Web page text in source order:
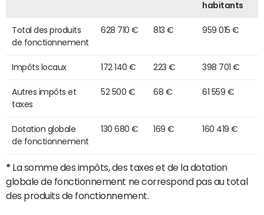
habitants
Total des produits
de fonctionnement
628 710 € 813 € 959 015 €
Impôts locaux 172 140 € 223 € 398 701 €
Autres impôts et
taxes
52 500 € 68 € 61 559 €
Dotation globale
de fonctionnement
130 680 € 169 € 160 419 €
* La somme des impôts, des taxes et de la dotation
globale de fonctionnement ne correspond pas au total
des produits de fonctionnement.